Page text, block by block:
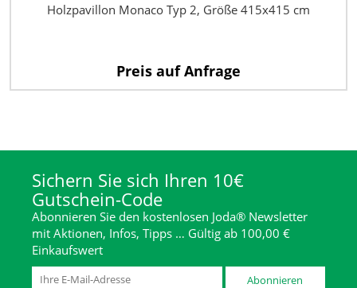
Holzpavillon Monaco Typ 2, Größe 415x415 cm
Preis auf Anfrage
Sichern Sie sich Ihren 10€
Gutschein-Code
Abonnieren Sie den kostenlosen Joda® Newsletter
mit Aktionen, Infos, Tipps … Gültig ab 100,00 €
Einkaufswert
Abonnieren